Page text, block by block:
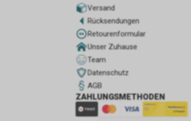
Versand
Rücksendungen
Retourenformular
Unser Zuhause
Team
Datenschutz
AGB
ZAHLUNGSMETHODEN